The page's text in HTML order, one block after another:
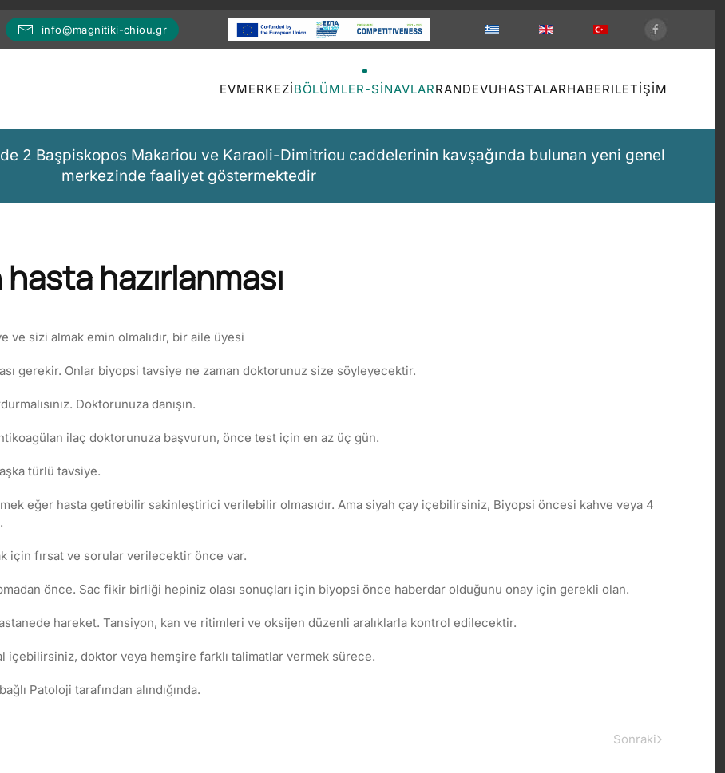
info@magnitiki-chiou.gr
EVMERKEZIBÖLÜMLER-SINAVLARRANDEVUHASTALARHABERILETIŞIM
2 Başpiskopos Makariou ve Karaoli-Dimitriou caddelerinin kavşağında bulunan yeni genel
merkezinde faaliyet göstermektedir
hazırlanması
ve sizi almak emin olmalıdır, bir aile üyesi
gerekir. Onlar biyopsi tavsiye ne zaman doktorunuz size söyleyecektir.
Doktorunuza danışın.
ilaç doktorunuza başvurun, önce test için en az üç gün.
türlü tavsiye.
eğer hasta getirebilir sakinleştirici verilebilir olmasıdır. Ama siyah çay içebilirsiniz, Biyopsi öncesi kahve veya 4
için fırsat ve sorular verilecektir önce var.
önce. Sac fikir birliği hepiniz olası sonuçları için biyopsi önce haberdar olduğunu onay için gerekli olan.
hareket. Tansiyon, kan ve ritimleri ve oksijen düzenli aralıklarla kontrol edilecektir.
içebilirsiniz, doktor veya hemşire farklı talimatlar vermek sürece.
Patoloji tarafından alındığında.
Sonraki